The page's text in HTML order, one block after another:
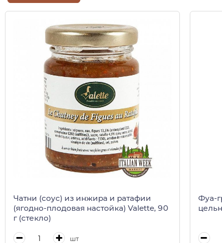
Чатни (соус) из инжира и ратафии
(ягодно-плодовая настойка) Valette, 90
г (стекло)
шт
Фуа-